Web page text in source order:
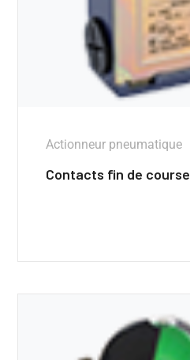
Actionneur pneumatique
Contacts fin de course